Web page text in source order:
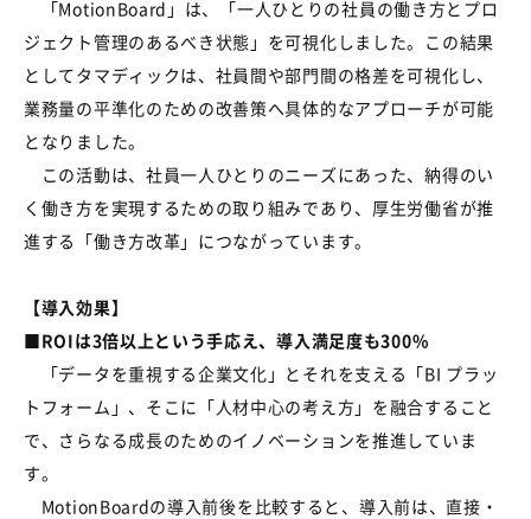
「MotionBoard」は、「一人ひとりの社員の働き方とプロ
ジェクト管理のあるべき状態」を可視化しました。この結果
としてタマディックは、社員間や部門間の格差を可視化し、
業務量の平準化のための改善策へ具体的なアプローチが可能
となりました。
この活動は、社員一人ひとりのニーズにあった、納得のい
く働き方を実現するための取り組みであり、厚生労働省が推
進する「働き方改革」につながっています。
【導入効果】
■ROIは3倍以上という手応え、導入満足度も300%
「データを重視する企業文化」とそれを支える「BI プラッ
トフォーム」、そこに「人材中心の考え方」を融合すること
で、さらなる成長のためのイノベーションを推進していま
す。
MotionBoardの導入前後を比較すると、導入前は、直接・